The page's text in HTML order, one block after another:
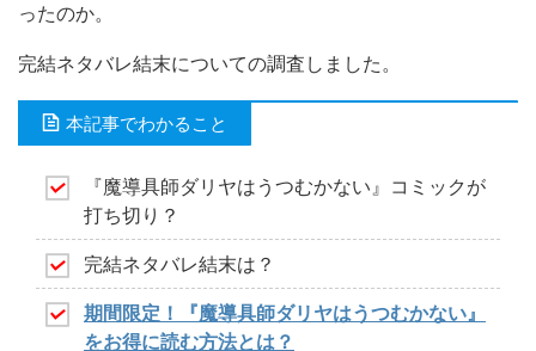
ったのか。
完結ネタバレ結末についての調査しました。
本記事でわかること
『魔導具師ダリヤはうつむかない』コミックが
打ち切り？
完結ネタバレ結末は？
期間限定！『魔導具師ダリヤはうつむかない』
をお得に読む方法とは？